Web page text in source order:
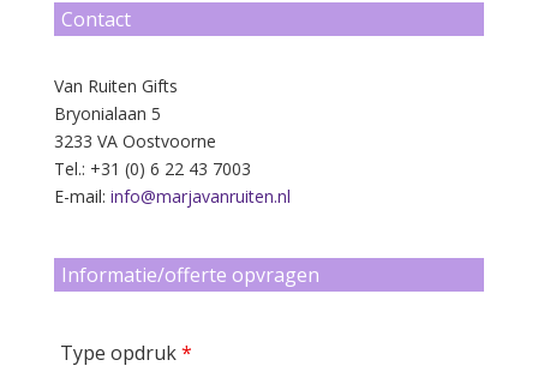
Contact
Van Ruiten Gifts
Bryonialaan 5
3233 VA Oostvoorne
Tel.: +31 (0) 6 22 43 7003
E-mail: info@marjavanruiten.nl
Informatie/offerte opvragen
Type opdruk*